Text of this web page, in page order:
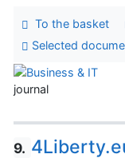
To the basket
Selected
journal
9.